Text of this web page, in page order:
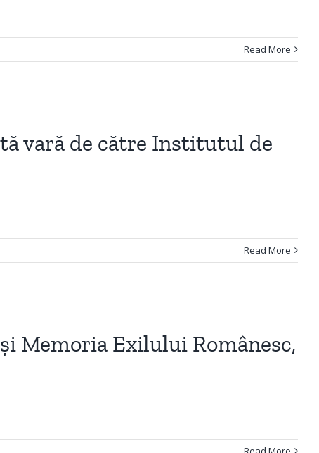
Read More
vară de către Institutul de
Read More
Memoria Exilului Românesc,